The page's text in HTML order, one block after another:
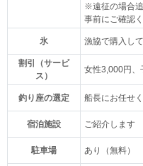
※遠征の場合追
事前にご確認く
氷 漁協で購入し
割引（サービ
ス）
女性3,000円、
釣り座の選定 船長にお任せ
宿泊施設 ご紹介します
駐車場 あり（無料）